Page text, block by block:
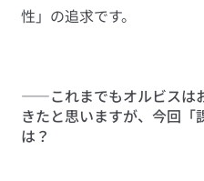
性」の追求です。
――これまでもオルビスは
きたと思いますが、今回「
は？